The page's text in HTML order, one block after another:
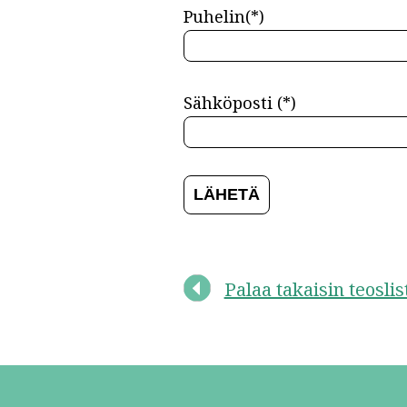
Puhelin(*)
Sähköposti (*)
Palaa takaisin